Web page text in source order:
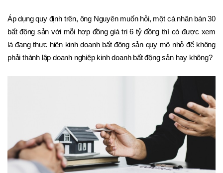
Áp dụng quy định trên, ông Nguyên muốn hỏi, một cá nhân bán 30
bất động sản với mỗi hợp đồng giá trị 6 tỷ đồng thì có được xem
là đang thực hiện kinh doanh bất động sản quy mô nhỏ để không
phải thành lập doanh nghiệp kinh doanh bất động sản hay không?